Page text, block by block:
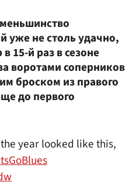
уже не столь удачно,
15-й раз в сезоне
воротами соперников
броском из правого
до первого
year looked like this,